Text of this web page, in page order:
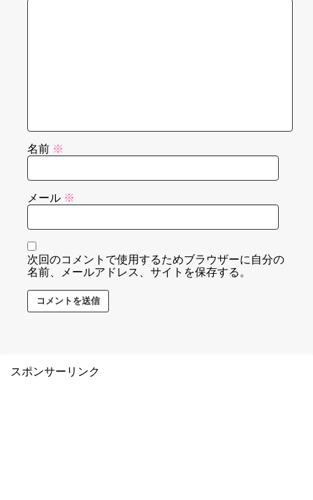
名前 ※
メール ※
次回のコメントで使用するためブラウザーに自分の
名前、メールアドレス、サイトを保存する。
スポンサーリンク